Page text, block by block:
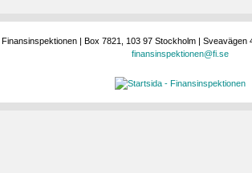
Finansinspektionen | Box 7821, 103 97 Stockholm | Sveavägen
finansinspektionen@fi.se